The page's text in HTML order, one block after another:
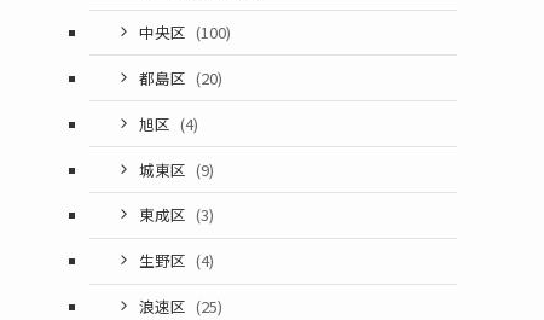
中央区 (100)
都島区 (20)
旭区 (4)
城東区 (9)
東成区 (3)
生野区 (4)
浪速区 (25)